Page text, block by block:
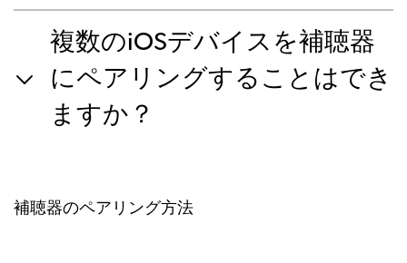
複数のiOSデバイスを補聴器
にペアリングすることはでき
ますか？
補聴器のペアリング方法